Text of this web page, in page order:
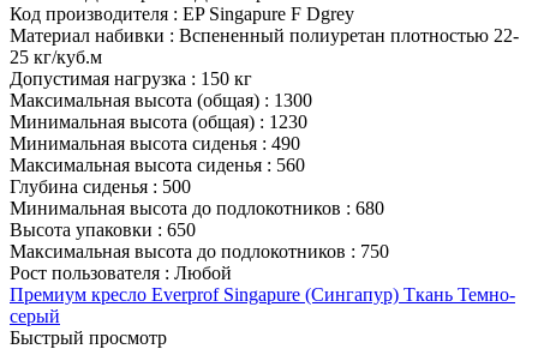
Код производителя : EP Singapure F Dgrey
Материал набивки : Вспененный полиуретан плотностью 22-
25 кг/куб.м
Допустимая нагрузка : 150 кг
Максимальная высота (общая) : 1300
Минимальная высота (общая) : 1230
Минимальная высота сиденья : 490
Максимальная высота сиденья : 560
Глубина сиденья : 500
Минимальная высота до подлокотников : 680
Высота упаковки : 650
Максимальная высота до подлокотников : 750
Рост пользователя : Любой
Премиум кресло Everprof Singapure (Сингапур) Ткань Темно-
серый
Быстрый просмотр